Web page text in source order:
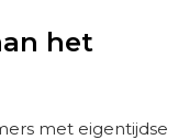
het
met eigentijdse